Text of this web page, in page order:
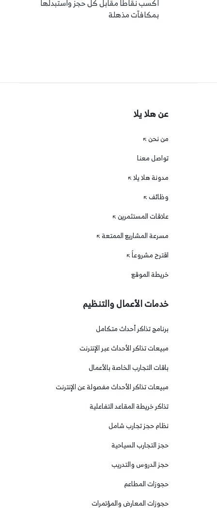
اكسب نقاطًا مقابل كل حجز واستبدلها
بمكافآت مذهلة
عن هلا يلا
من نحن
تواصل معنا
مدونة هلا يلا
وظائف
علاقات المستثمرين
مسرعة المشاريع الممتعة
اقترح مشروعاً
خريطة الموقع
خدمات الأعمال والتنظيم
برنامج تذاكر أحداث متكامل
مبيعات تذاكر الأحداث عبر الإنترنت
باقات التجارب الخاصة بالأعمال
مبيعات تذاكر الأحداث مفصولة عن الإنترنت
تذاكر خريطة المقاعد التفاعلية
نظام حجز تجارب شامل
حجز التجارب السياحية
حجز الدروس والتدريب
حجوزات المطاعم
حجوزات المعارض والمؤتمرات